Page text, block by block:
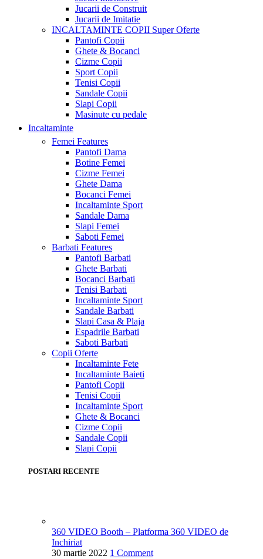
Jucarii de Construit
Jucarii de Imitatie
INCALTAMINTE COPII Super Oferte
Pantofi Copii
Ghete & Bocanci
Cizme Copii
Sport Copii
Tenisi Copii
Sandale Copii
Slapi Copii
Masinute cu pedale
Incaltaminte
Femei Features
Pantofi Dama
Botine Femei
Cizme Femei
Ghete Dama
Bocanci Femei
Incaltaminte Sport
Sandale Dama
Slapi Femei
Saboti Femei
Barbati Features
Pantofi Barbati
Ghete Barbati
Bocanci Barbati
Tenisi Barbati
Incaltaminte Sport
Sandale Barbati
Slapi Casa & Plaja
Espadrile Barbati
Saboti Barbati
Copii Oferte
Incaltaminte Fete
Incaltaminte Baieti
Pantofi Copii
Tenisi Copii
Incaltaminte Sport
Ghete & Bocanci
Cizme Copii
Sandale Copii
Slapi Copii
POSTARI RECENTE
360 VIDEO Booth – Platforma 360 VIDEO de
Inchiriat
30 martie 2022 1 Comment